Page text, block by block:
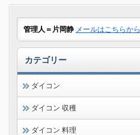
管理人＝片岡静 メールはこちらから
カテゴリー
ダイコン
ダイコン 収穫
ダイコン 料理